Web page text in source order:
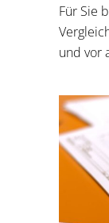
Für Sie
und vor